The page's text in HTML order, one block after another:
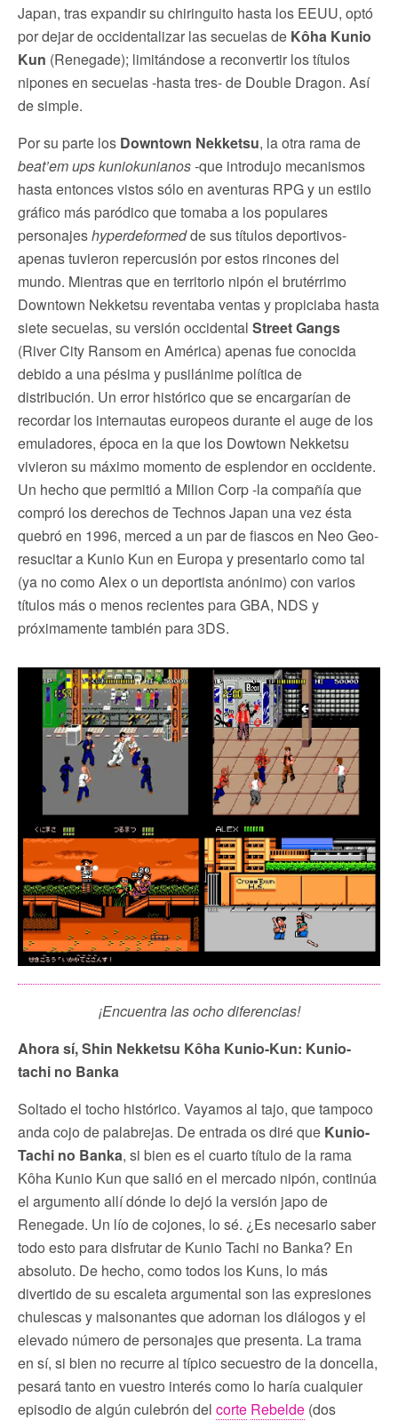
Japan, tras expandir su chiringuito hasta los EEUU, optó
por dejar de occidentalizar las secuelas de Kôha Kunio
Kun (Renegade); limitándose a reconvertir los títulos
nipones en secuelas -hasta tres- de Double Dragon. Así
de simple.
Por su parte los Downtown Nekketsu, la otra rama de
beat’em upskuniokunianos-que introdujo mecanismos
hasta entonces vistos sólo en aventuras RPG y un estilo
gráfico más paródico que tomaba a los populares
personajeshyperdeformedde sus títulos deportivos-
apenas tuvieron repercusión por estos rincones del
mundo. Mientras que en territorio nipón el brutérrimo
Downtown Nekketsu reventaba ventas y propiciaba hasta
siete secuelas, su versión occidental Street Gangs
(River City Ransom en América) apenas fue conocida
debido a una pésima y pusilánime política de
distribución. Un error histórico que se encargarían de
recordar los internautas europeos durante el auge de los
emuladores, época en la que los Dowtown Nekketsu
vivieron su máximo momento de esplendor en occidente.
Un hecho que permitió a Milion Corp -la compañía que
compró los derechos de Technos Japan una vez ésta
quebró en 1996, merced a un par de fiascos en Neo Geo-
resucitar a Kunio Kun en Europa y presentarlo como tal
(ya no como Alex o un deportista anónimo) con varios
títulos más o menos recientes para GBA, NDS y
próximamente también para 3DS.
¡Encuentra las ocho diferencias!
Ahora sí, Shin Nekketsu Kôha Kunio-Kun: Kunio-
tachi no Banka
Soltado el tocho histórico. Vayamos al tajo, que tampoco
anda cojo de palabrejas. De entrada os diré que Kunio-
Tachi no Banka, si bien es el cuarto título de la rama
Kôha Kunio Kun que salió en el mercado nipón, continúa
el argumento allí dónde lo dejó la versión japo de
Renegade. Un lío de cojones, lo sé. ¿Es necesario saber
todo esto para disfrutar de Kunio Tachi no Banka? En
absoluto. De hecho, como todos los Kuns, lo más
divertido de su escaleta argumental son las expresiones
chulescas y malsonantes que adornan los diálogos y el
elevado número de personajes que presenta. La trama
en sí, si bien no recurre al típico secuestro de la doncella,
pesará tanto en vuestro interés como lo haría cualquier
episodio de algún culebrón del corte Rebelde (dos